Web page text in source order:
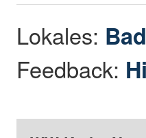
Lokales:
Feedback: